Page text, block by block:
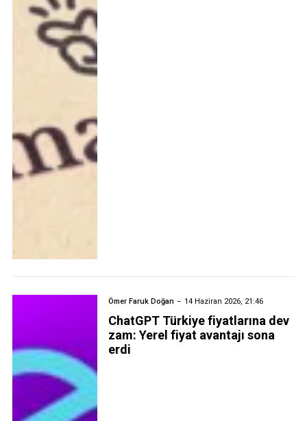
Ömer Faruk Doğan 14 Haziran 2026, 21:46
ChatGPT Türkiye fiyatlarına dev
zam: Yerel fiyat avantajı sona
erdi